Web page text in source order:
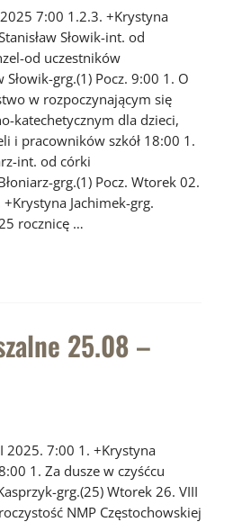
7:00 1.2.3. +Krystyna
Słowik-int. od
od uczestników
Słowik-grg.(1) Pocz. 9:00 1. O
w rozpoczynającym się
katechetycznym dla dzieci,
i pracowników szkół 18:00 1.
int. od córki
grg.(1) Pocz. Wtorek 02.
Jachimek-grg.
rocznicę …
25.08 –
2025. 7:00 1. +Krystyna
1. Za dusze w czyśćcu
grg.(25) Wtorek 26. VIII
NMP Częstochowskiej